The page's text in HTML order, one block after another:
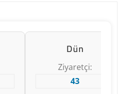
Dün
Ziyaretçi:
43